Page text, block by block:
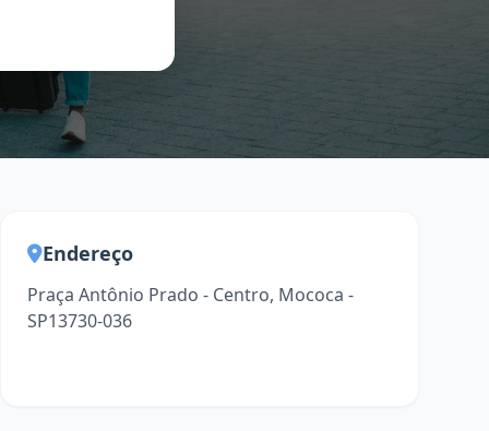
Endereço
Praça Antônio Prado - Centro, Mococa -
SP13730-036